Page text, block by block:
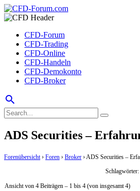
CFD-Forum
CFD-Trading
CFD-Online
CFD-Handeln
CFD-Demokonto
CFD-Broker
search
ADS Securities –
Forenübersicht › Foren › Broker ›ADS Securities –
Schlagwörter:
Ansicht von 4 Beiträgen – 1 bis 4 (von insgesamt 4)